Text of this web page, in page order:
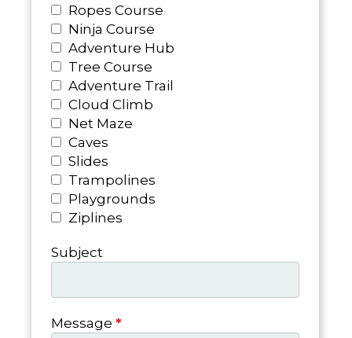
Ropes Course
Ninja Course
Adventure Hub
Tree Course
Adventure Trail
Cloud Climb
Net Maze
Caves
Slides
Trampolines
Playgrounds
Ziplines
Subject
Message *